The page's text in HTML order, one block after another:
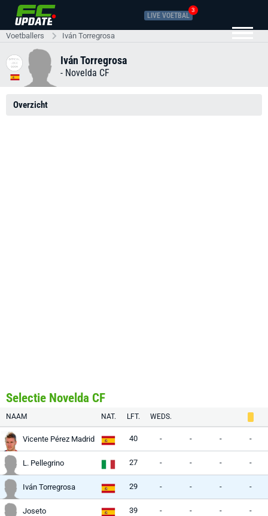
LIVE VOETBAL
3
Voetballers Iván Torregrosa
Iván Torregrosa
- Novelda CF
Overzicht
Selectie Novelda CF
NAAM NAT. LFT. WEDS.
Vicente Pérez Madrid 40 - - - -
L. Pellegrino 27 - - - -
Iván Torregrosa 29 - - - -
Joseto 39 - - - -